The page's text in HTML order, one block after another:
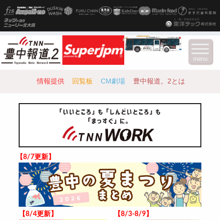
情報提供 回覧板 CM劇場 豊中報道。2とは
【8/7更新】
【8/4更新】 【8/3-8/9】
menu